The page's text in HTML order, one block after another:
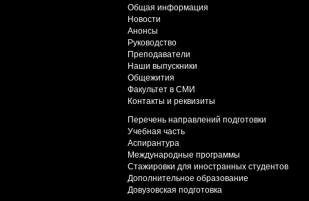
Общая информация
Новости
Анонсы
Руководство
Преподаватели
Наши выпускники
Общежития
Факультет в СМИ
Контакты и реквизиты
Перечень направлений подготовки
Учебная часть
Аспирантура
Международные программы
Стажировки для иностранных студентов
Дополнительное образование
Довузовская подготовка